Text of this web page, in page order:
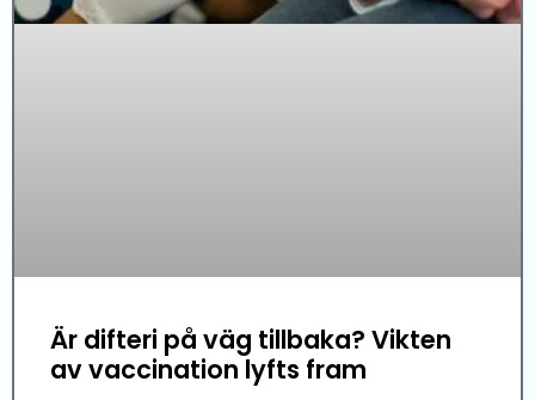
Är difteri på väg tillbaka? Vikten
av vaccination lyfts fram